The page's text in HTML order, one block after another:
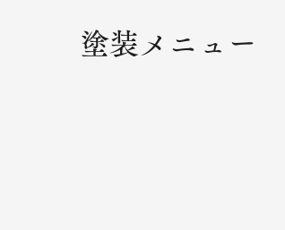
塗装メニュー